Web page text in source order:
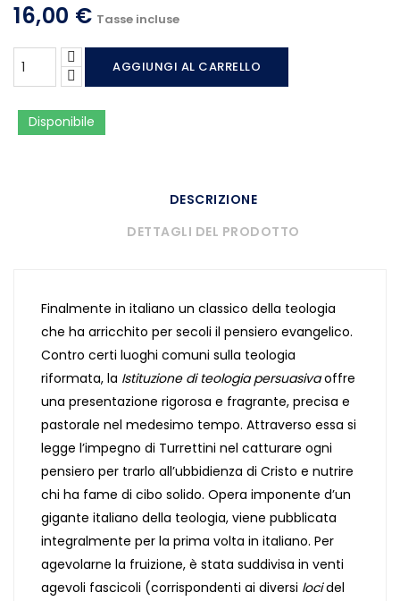
16,00 € Tasse incluse
AGGIUNGI AL CARRELLO
Disponibile
DESCRIZIONE
DETTAGLI DEL PRODOTTO
Finalmente in italiano un classico della teologia
che ha arricchito per secoli il pensiero evangelico.
Contro certi luoghi comuni sulla teologia
riformata, la Istituzione di teologia persuasivaoffre
una presentazione rigorosa e fragrante, precisa e
pastorale nel medesimo tempo. Attraverso essa si
legge l’impegno di Turrettini nel catturare ogni
pensiero per trarlo all’ubbidienza di Cristo e nutrire
chi ha fame di cibo solido. Opera imponente d’un
gigante italiano della teologia, viene pubblicata
integralmente per la prima volta in italiano. Per
agevolarne la fruizione, è stata suddivisa in venti
agevoli fascicoli (corrispondenti ai diversi locidel